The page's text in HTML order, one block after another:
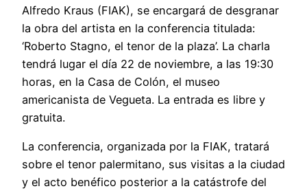
Alfredo Kraus (FIAK), se encargará de desgranar
la obra del artista en la conferencia titulada:
‘Roberto Stagno, el tenor de la plaza’. La charla
tendrá lugar el día 22 de noviembre, a las 19:30
horas, en la Casa de Colón, el museo
americanista de Vegueta. La entrada es libre y
gratuita.
La conferencia, organizada por la FIAK, tratará
sobre el tenor palermitano, sus visitas a la ciudad
y el acto benéfico posterior a la catástrofe del